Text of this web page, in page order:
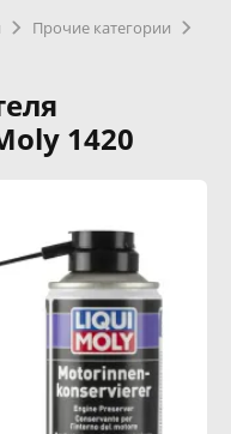
Прочие категории
1420